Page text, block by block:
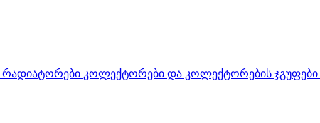
რადიატორები კოლექტორები და კოლექტორების ჯგუფები